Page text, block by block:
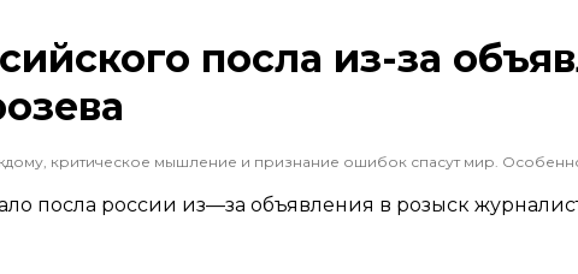
Грозева
посла из-за
посла россии из—за объявления в розыск